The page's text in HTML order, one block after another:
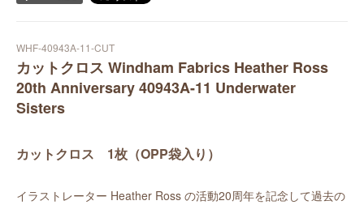
WHF-40943A-11-CUT
カットクロス Windham Fabrics Heather Ross
20th Anniversary 40943A-11 Underwater
Sisters
カットクロス 1枚（OPP袋入り）
イラストレーター Heather Ross の活動20周年を記念して過去の